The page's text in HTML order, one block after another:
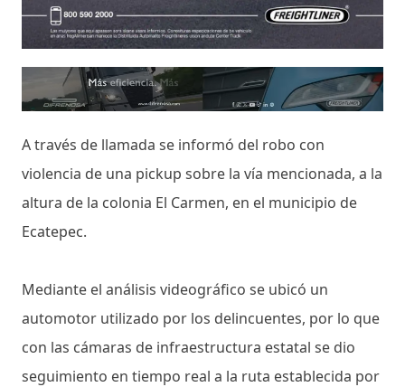
A través de llamada se informó del robo con
violencia de una pickup sobre la vía mencionada, a la
altura de la colonia El Carmen, en el municipio de
Ecatepec.
Mediante el análisis videográfico se ubicó un
automotor utilizado por los delincuentes, por lo que
con las cámaras de infraestructura estatal se dio
seguimiento en tiempo real a la ruta establecida por